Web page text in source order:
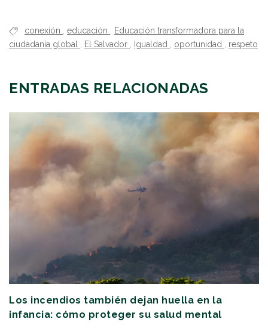
conexión educación
Educación transformadora para la
ciudadanía global
El Salvador Igualdad oportunidad respeto
ENTRADAS RELACIONADAS
Los incendios también dejan huella en la
infancia: cómo proteger su salud mental